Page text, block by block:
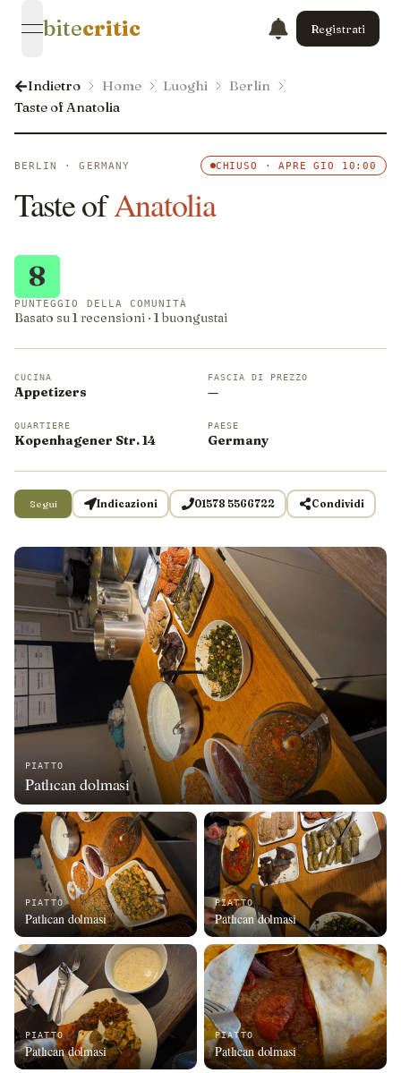
open navigation menu
bitecritic Registrati
Indietro Home Luoghi
Berlin
Taste of Anatolia
PIATTO
Patlıcan dolmasi
PIATTO
Patlıcan dolmasi
PIATTO
Patlıcan dolmasi
PIATTO
Patlıcan dolmasi
PIATTO
Patlıcan dolmasi
BERLIN · GERMANY CHIUSO · APRE GIO 10:00
Taste ofAnatolia
8
PUNTEGGIO DELLA COMUNITÀ
Basato su 1 recensioni · 1 buongustai
CUCINA
Appetizers
FASCIA DI PREZZO
—
QUARTIERE
Kopenhagener Str. 14
PAESE
Germany
Segui Indicazioni 01578 5566722 Condividi